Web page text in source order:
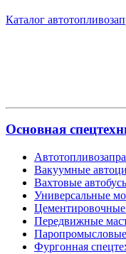
Каталог
Основная
Вакуумные
Вахтовые
Универсальные
Цементировочные
Передвижные
Фургонная